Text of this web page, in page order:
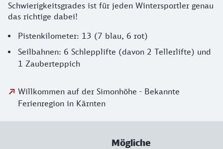
Schwierigkeitsgrades ist für jeden Wintersportler genau
das richtige dabei!
Pistenkilometer: 13 (7 blau, 6 rot)
Seilbahnen: 6 Schlepplifte (davon 2 Tellerlifte) und
1 Zauberteppich
Willkommen auf der Simonhöhe - Bekannte
Ferienregion in Kärnten
Mögliche